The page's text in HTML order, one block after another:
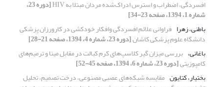
افسردگی، اضطراب و استرس ادراک‌شده مردان مبتلا به HIV [دوره 23،
شماره 1، 1394، صفحه 23-34]
باطنی، زهرا فراوانی علائم افسردگی وافکار خودکشی در کارورزان پزشکی
دانشگاه علوم پزشکی کاشان[دوره 23، شماره 4، 1394، صفحه 21-28]
باغانی، بررسی میزان گیر کلاسپ‌های کرم کبالت در مقابل مینا و ترمیم‌های
کامپوزیتی[دوره 23، شماره 6، 1394، صفحه 45-52]
بختیار، کتایون مقایسه شبکه‌های عصبی مصنوعی، درخت تصمیم، تحلیل